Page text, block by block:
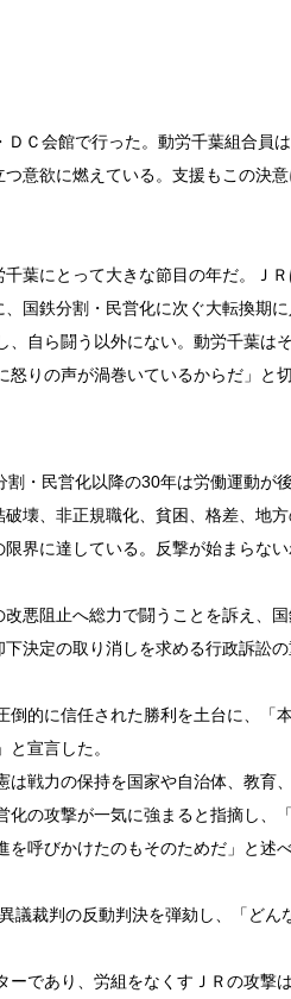
Ｃ会館で行った。動労千葉組合員は
意欲に燃えている。支援もこの決意
葉にとって大きな節目の年だ。ＪＲ
国鉄分割・民営化に次ぐ大転換期に
、自ら闘う以外にない。動労千葉は
りの声が渦巻いているからだ」と
・民営化以降の30年は労働運動が
壊、非正規職化、貧困、格差、地
界に達している。反撃が始まらない
悪阻止へ総力で闘うことを訴え、国
決定の取り消しを求める行政訴訟
的に信任された勝利を土台に、「
宣言した。
戦力の保持を国家や自治体、教育
の攻撃が一気に強まると指摘し、
呼びかけたのもそのためだ」と述べ
議裁判の反動判決を弾劾し、「どん
であり、労組をなくすＪＲの攻撃